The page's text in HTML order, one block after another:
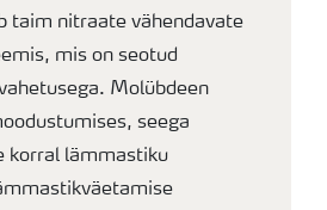
taim nitraate vähendavate
mis on seotud
Molübdeen
seega
korral lämmastiku